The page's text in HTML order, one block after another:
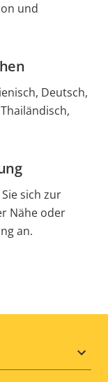
und
Deutsch,
sich zur
Nähe oder
an.